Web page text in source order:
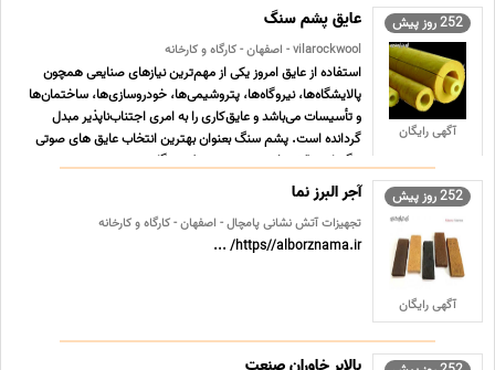
252 روز پیش
آگهی رایگان
عایق پشم سنگ
vilarockwool - اصفهان - کارگاه و کارخانه
استفاده از عایق امروز یکی از مهم‌ترین نیازهای صنایعی همچون
پالایشگاه‌ها، نیروگاه‌ها، پتروشیمی‌ها، خودروسازی‌ها، ساختمان‌ها
و تأسیسات می‌باشد و عایق‌کاری را به امری اجتناب‌ناپذیر مبدل
گردانده است. پشم سنگ بعنوان بهترین انتخاب عایق های صوتی
و گرمایی نقش خوبی در صنعت نفت و گاز وهمچن ... ...
252 روز پیش
آگهی رایگان
آجر البرز نما
تجهیزات آتش نشانی پامچال - اصفهان - کارگاه و کارخانه
https//alborznama.ir/ ...